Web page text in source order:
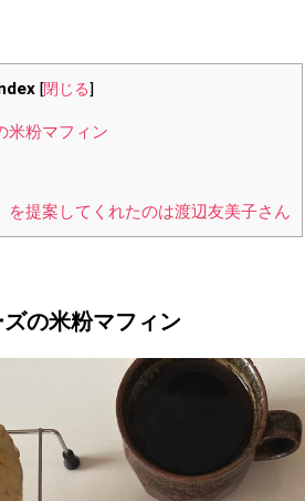
[閉じる]
米粉マフィン
を提案してくれたのは渡辺友美子さん
の米粉マフィン